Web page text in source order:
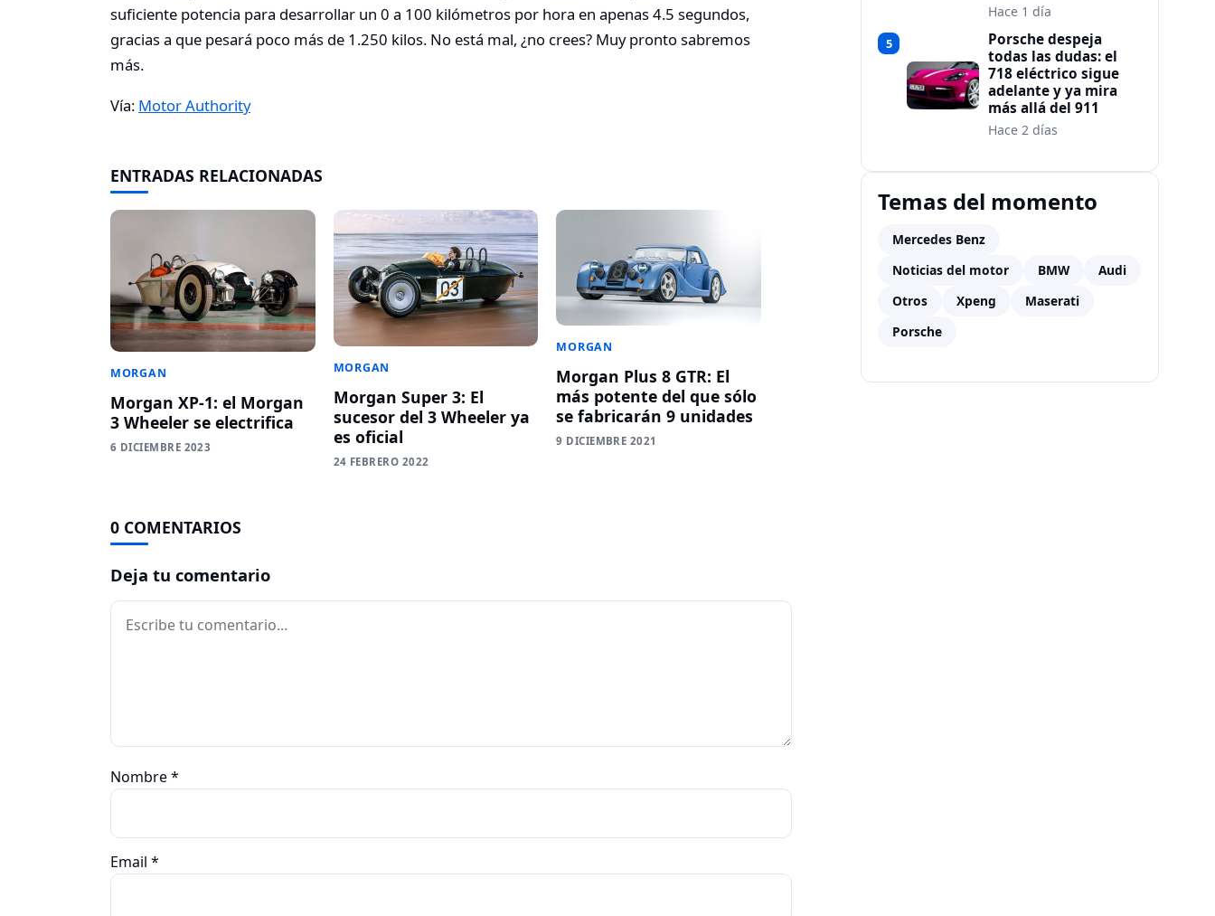
suficiente potencia para desarrollar un 0 a 100 kilómetros por hora en apenas 4.5 segundos,
gracias a que pesará poco más de 1.250 kilos. No está mal, ¿no crees? Muy pronto sabremos
más.
Vía: Motor Authority
ENTRADAS RELACIONADAS
MORGAN
Morgan XP-1: el Morgan
3 Wheeler se electrifica
6 DICIEMBRE 2023
MORGAN
Morgan Super 3: El
sucesor del 3 Wheeler ya
es oficial
24 FEBRERO 2022
MORGAN
Morgan Plus 8 GTR: El
más potente del que sólo
se fabricarán 9 unidades
9 DICIEMBRE 2021
0 COMENTARIOS
Deja tu comentario
Comentario
Nombre*
Email *
Hace 1 día
5
Porsche despeja
todas las dudas: el
718 eléctrico sigue
adelante y ya mira
más allá del 911
Hace 2 días
Temas del momento
Mercedes Benz
Noticias del motor
BMW
Audi
Otros
Xpeng
Maserati
Porsche